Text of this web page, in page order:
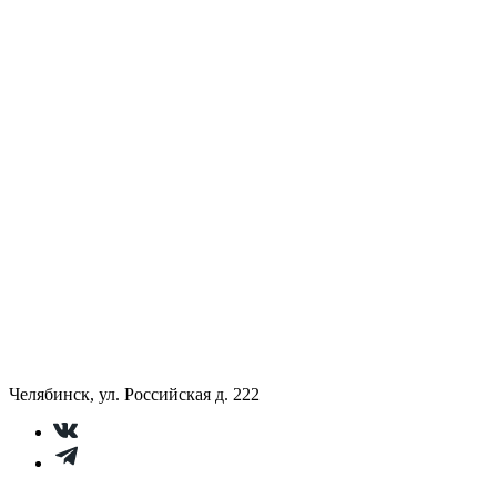
Челябинск, ул. Российская д. 222